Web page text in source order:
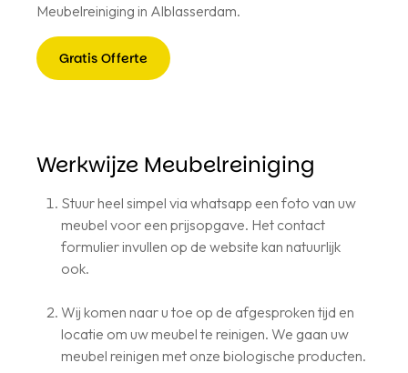
Meubelreiniging in Alblasserdam.
Gratis Offerte
Werkwijze Meubelreiniging
Stuur heel simpel via whatsapp een foto van uw
meubel voor een prijsopgave. Het contact
formulier invullen op de website kan natuurlijk
ook.
Wij komen naar u toe op de afgesproken tijd en
locatie om uw meubel te reinigen. We gaan uw
meubel reinigen met onze biologische producten.